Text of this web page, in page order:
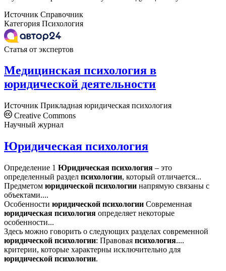
Источник Справочник
Категория Психология
Статья от экспертов
Медицинская психология в
юридической деятельности
Источник Прикладная юридическая психология
Creative Commons
Научный журнал
Юридическая психология
Определение 1 Юридическая психология – это
определенный раздел психологии, который отличается...
Предметом юридической психологии напрямую связаны с
объектами....
Особенности юридической психологии Современная
юридическая психология определяет некоторые
особенности...
Здесь можно говорить о следующих разделах современной
юридической психологии: Правовая психология....
критерии, которые характерны исключительно для
юридической психологии.